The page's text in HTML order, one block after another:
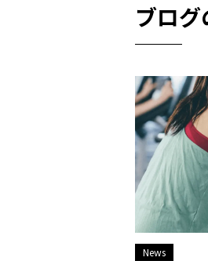
ブログ
News